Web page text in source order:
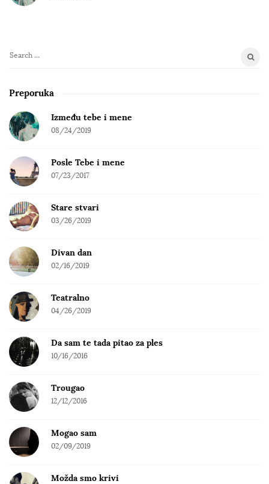
S
a
c
h
r
Preporuka
Između tebe i mene
08/24/2019
Posle Tebe i mene
07/23/2017
Stare stvari
03/26/2019
Divan dan
02/16/2019
Teatralno
04/26/2019
Da sam te tada pitao za ples
10/16/2016
Trougao
12/12/2016
Mogao sam
02/09/2019
Možda smo krivi